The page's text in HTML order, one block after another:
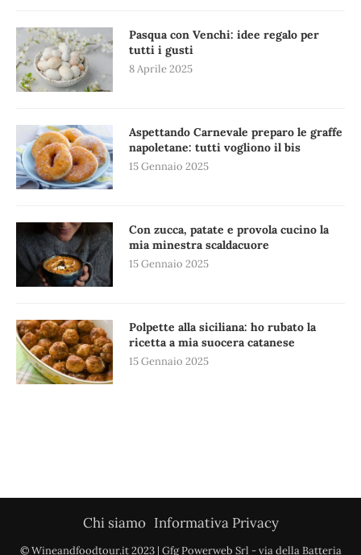
Pasqua con Venchi: idee regalo per
tutti i gusti
8 Aprile 2025
Aspettando Carnevale preparo le graffe
napoletane: tutti vogliono il bis
15 Gennaio 2025
Con zucca, patate e provola cucino la
mia minestra scaldacuore
15 Gennaio 2025
Polpette alla siciliana: ho rubato la
ricetta a mia suocera catanese
15 Gennaio 2025
Chi siamo Informativa Privacy
© Wineandfoodtour.it 2023 | Gfg Powerweb Srl - via della Batteria